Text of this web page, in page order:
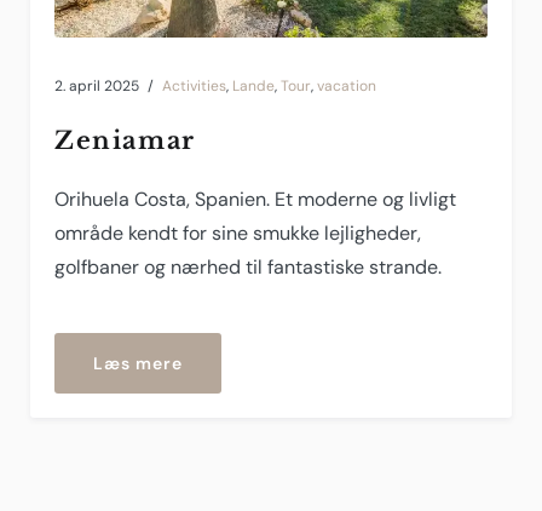
2. april 2025 Activities, Lande,Tour,vacation
Zeniamar
Orihuela Costa, Spanien. Et moderne og livligt
område kendt for sine smukke lejligheder,
golfbaner og nærhed til fantastiske strande.
Læs mere